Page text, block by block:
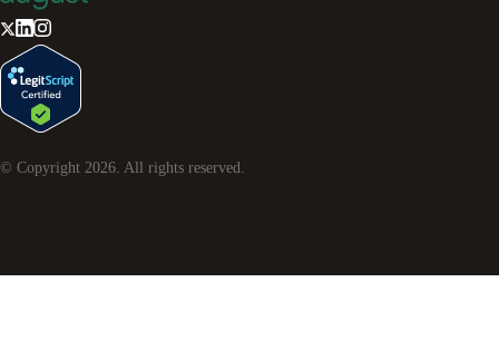
© Copyright 2026 . All rights reserved.